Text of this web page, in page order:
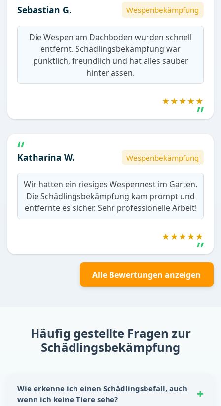
Sebastian G. Wespenbekämpfung
Die Wespen am Dachboden wurden schnell
entfernt. Schädlingsbekämpfung war
pünktlich, freundlich und hat alles sauber
hinterlassen.
★★★★★
Katharina W. Wespenbekämpfung
Wir hatten ein riesiges Wespennest im Garten.
Die Schädlingsbekämpfung kam prompt und
entfernte es sicher. Sehr professionelle Arbeit!
★★★★★
Alle Bewertungen anzeigen
Häufig gestellte Fragen zur
Schädlingsbekämpfung
Wie erkenne ich einen Schädlingsbefall, auch
wenn ich keine Tiere sehe?